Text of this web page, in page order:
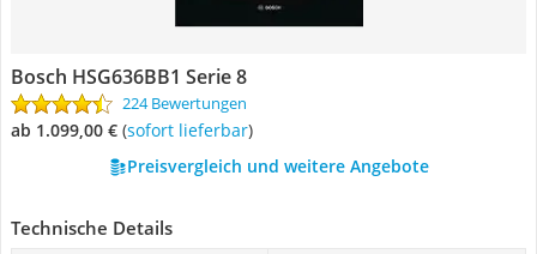
Bosch HSG636BB1 Serie 8
224 Bewertungen
ab 1.099,00 € ( Sofort lieferbar)
Preisvergleich und weitere Angebote
Technische Details